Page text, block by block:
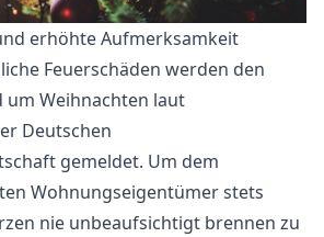
erhöhte Aufmerksamkeit
Feuerschäden werden den
Weihnachten laut
Deutschen
gemeldet. Um dem
Wohnungseigentümer stets
nie unbeaufsichtigt brennen zu